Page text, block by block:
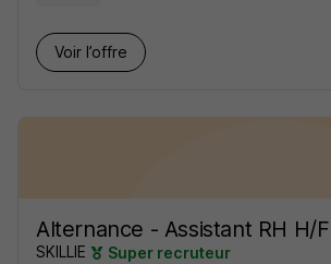
Voir l’offre
Alternance - Assistant RH H/F
SKILLIE Super recruteur